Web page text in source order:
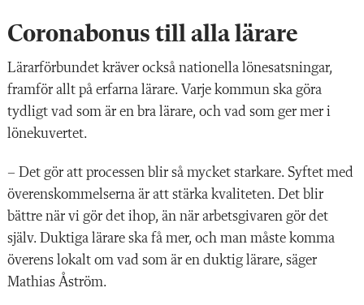
Coronabonus till alla lärare
Lärarförbundet kräver också nationella lönesatsningar,
framför allt på erfarna lärare. Varje kommun ska göra
tydligt vad som är en bra lärare, och vad som ger mer i
lönekuvertet.
– Det gör att processen blir så mycket starkare. Syftet med
överenskommelserna är att stärka kvaliteten. Det blir
bättre när vi gör det ihop, än när arbetsgivaren gör det
själv. Duktiga lärare ska få mer, och man måste komma
överens lokalt om vad som är en duktig lärare, säger
Mathias Åström.